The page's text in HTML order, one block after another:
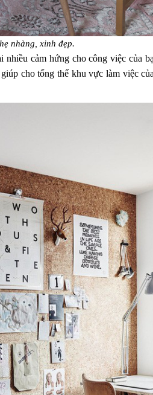
nhàng, xinh đẹp.
cảm hứng cho công việc của
cho tổng thể khu vực làm việc